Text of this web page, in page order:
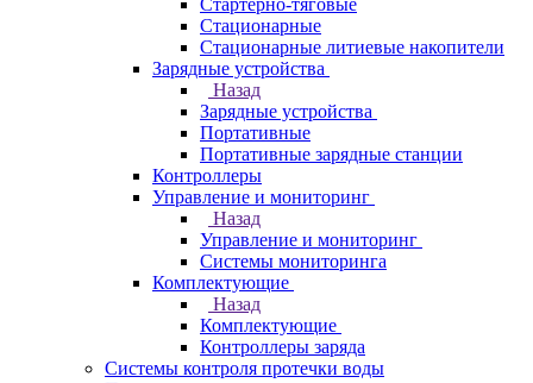
Стартерно-тяговые
Стационарные
Стационарные литиевые накопители
Зарядные устройства
Назад
Зарядные устройства
Портативные
Портативные зарядные станции
Контроллеры
Управление и мониторинг
Назад
Управление и мониторинг
Системы мониторинга
Комплектующие
Назад
Комплектующие
Контроллеры заряда
Системы контроля протечки воды